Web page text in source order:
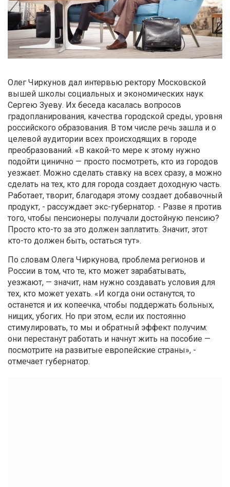
Олег Чиркунов дал интервью ректору Московской
вышей школы социальных и экономических наук
Сергею Зуеву. Их беседа касалась вопросов
градопланирования, качества городской среды, уровня
российского образования. В том числе речь зашла и о
целевой аудитории всех происходящих в городе
преобразований. «В какой-то мере к этому нужно
подойти цинично — просто посмотреть, кто из городов
уезжает. Можно сделать ставку на всех сразу, а можно
сделать на тех, кто для города создает доходную часть.
Работает, творит, благодаря этому создает добавочный
продукт, - рассуждает экс-губернатор. - Разве я против
того, чтобы пенсионеры получали достойную пенсию?
Просто кто-то за это должен заплатить. Значит, этот
кто-то должен быть, остаться тут».
По словам Олега Чиркунова, проблема регионов и
России в том, что те, кто может зарабатывать,
уезжают, — значит, нам нужно создавать условия для
тех, кто может уехать. «И когда они останутся, то
останется и их копеечка, чтобы поддержать больных,
нищих, убогих. Но при этом, если их постоянно
стимулировать, то мы и обратный эффект получим:
они перестанут работать и начнут жить на пособие —
посмотрите на развитые европейские страны», -
отмечает губернатор.